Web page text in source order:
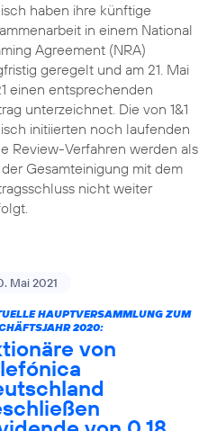
haben ihre künftige
in einem National
Agreement (NRA)
geregelt und am 21. Mai
einen entsprechenden
unterzeichnet. Die von 1&1
initiierten noch laufenden
Review-Verfahren werden als
Gesamteinigung mit dem
nicht weiter
Mai 2021
HAUPTVERSAMMLUNG ZUM
2020:
von